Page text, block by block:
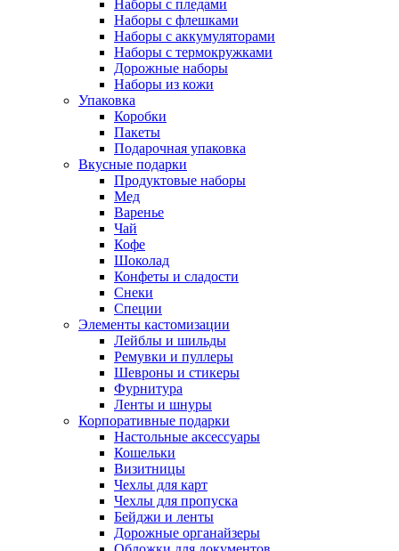
Наборы с пледами
Наборы с флешками
Наборы с аккумуляторами
Наборы с термокружками
Дорожные наборы
Наборы из кожи
Упаковка
Коробки
Пакеты
Подарочная упаковка
Вкусные подарки
Продуктовые наборы
Мед
Варенье
Чай
Кофе
Шоколад
Конфеты и сладости
Снеки
Специи
Элементы кастомизации
Лейблы и шильды
Ремувки и пуллеры
Шевроны и стикеры
Фурнитура
Ленты и шнуры
Корпоративные подарки
Настольные аксессуары
Кошельки
Визитницы
Чехлы для карт
Чехлы для пропуска
Бейджи и ленты
Дорожные органайзеры